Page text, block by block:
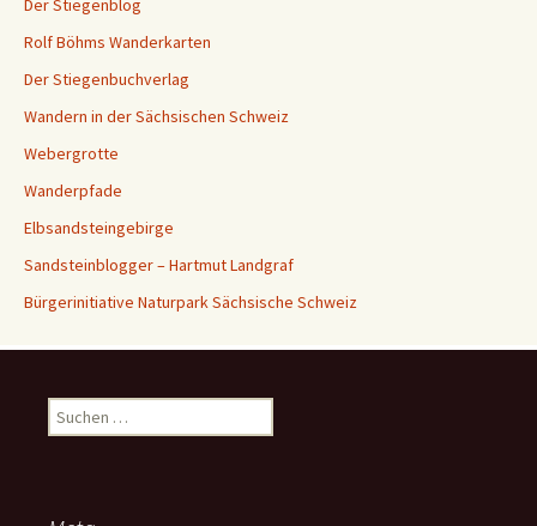
Der Stiegenblog
Rolf Böhms Wanderkarten
Der Stiegenbuchverlag
Wandern in der Sächsischen Schweiz
Webergrotte
Wanderpfade
Elbsandsteingebirge
Sandsteinblogger – Hartmut Landgraf
Bürgerinitiative Naturpark Sächsische Schweiz
Suchen
nach: